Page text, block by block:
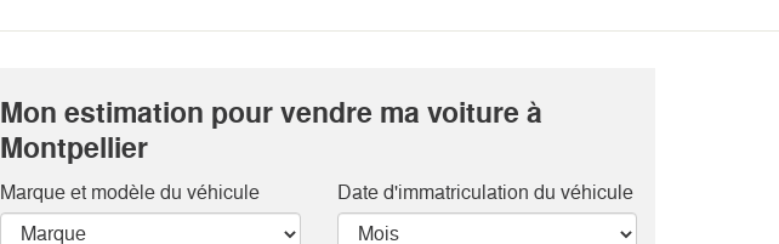
Mon estimation pour vendre ma voiture à
Montpellier
Marque et modèle du véhicule Date d'immatriculation du véhicule